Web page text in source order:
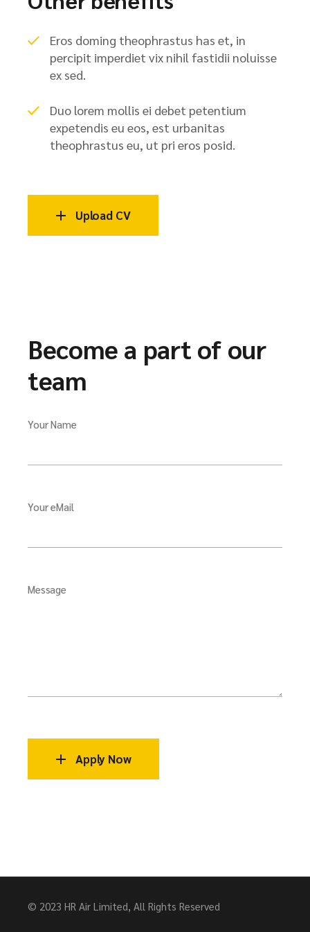
Eros doming theophrastus has et, in
percipit imperdiet vix nihil fastidii noluisse
ex sed.
Duo lorem mollis ei debet petentium
expetendis eu eos, est urbanitas
theophrastus eu, ut pri eros posid.
Upload CV
Become a part of our
team
Your Name
Your eMail
Message
Apply Now
© 2023 HR Air Limited, All Rights Reserved